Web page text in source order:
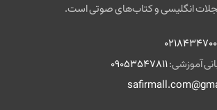
مجلات انگلیسی و کتاب‌های صوتی است.
آموزشی:09053547811